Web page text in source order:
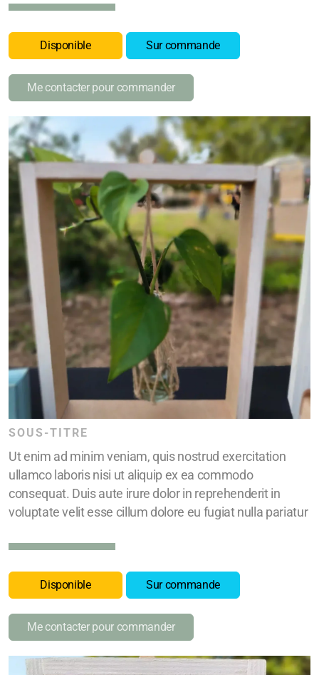
Disponible Sur commande
Me contacter pour commander
SOUS-TITRE
Ut enim ad minim veniam, quis nostrud exercitation
ullamco laboris nisi ut aliquip ex ea commodo
consequat. Duis aute irure dolor in reprehenderit in
voluptate velit esse cillum dolore eu fugiat nulla pariatur
Disponible Sur commande
Me contacter pour commander